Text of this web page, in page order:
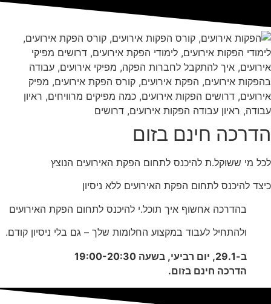
הדרכה חינם בזום
לכל מי ששוקל.ת להיכנס לתחום הפקת האירועים הנוצץ
כיצד להיכנס לתחום הפקת האירועים ללא ניסיון
בהדרכה אחשוף איך תוכל.י להיכנס לתחום הפקת האירועים
ולהתחיל לעבוד במקצוע החלומות שלך – גם בלי ניסיון קודם.
ב-29.1, יום רביעי, בשעה 19:00-20:30
הדרכה חינם בזום.